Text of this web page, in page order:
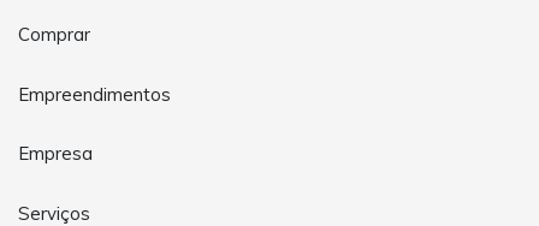
Comprar
Empreendimentos
Empresa
Serviços